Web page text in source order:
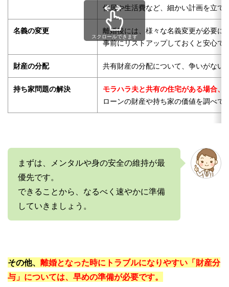
住居や生活費など、細かい計画を立て
名義の変更
離婚後には、様々な名義変更が必要に
事前にリストアップしておくと安心で
財産の分配 共有財産の分配について、争いがない
持ち家問題の解決
モラハラ夫と共有の住宅がある場合、
ローンの財産や持ち家の価値を調べて
スクロールできます
まずは、メンタルや身の安全の維持が最
優先です。
できることから、なるべく速やかに準備
していきましょう。
その他、 離婚となった時にトラブルになりやすい「財産分
与」については、早めの準備が必要です。